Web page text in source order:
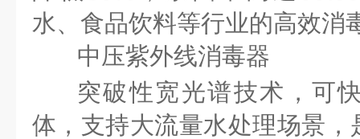
水、食品饮料等行业的高效消
中压紫外线消毒器
突破性宽光谱技术，可
体，支持大流量水处理场景